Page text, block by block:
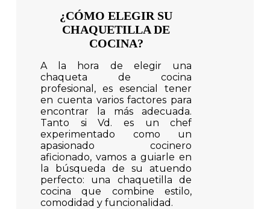
¿CÓMO ELEGIR SU
CHAQUETILLA DE
COCINA?
A la hora de elegir una
chaqueta de cocina
profesional, es esencial tener
en cuenta varios factores para
encontrar la más adecuada.
Tanto si Vd. es un chef
experimentado como un
apasionado cocinero
aficionado, vamos a guiarle en
la búsqueda de su atuendo
perfecto: una chaquetilla de
cocina que combine estilo,
comodidad y funcionalidad.